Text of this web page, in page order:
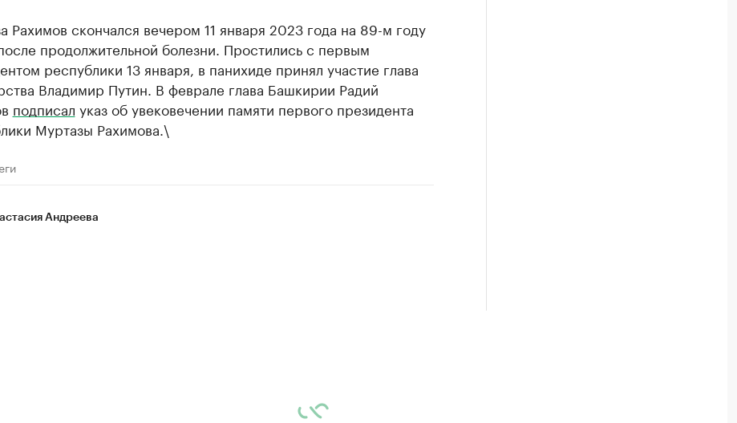
Рахимов скончался вечером 11 января 2023 года на 89-м году
продолжительной болезни. Простились с первым
республики 13 января, в панихиде принял участие глава
Владимир Путин. В феврале глава Башкирии Радий
подписал указ об увековечении памяти первого президента
Муртазы Рахимова.\
Андреева